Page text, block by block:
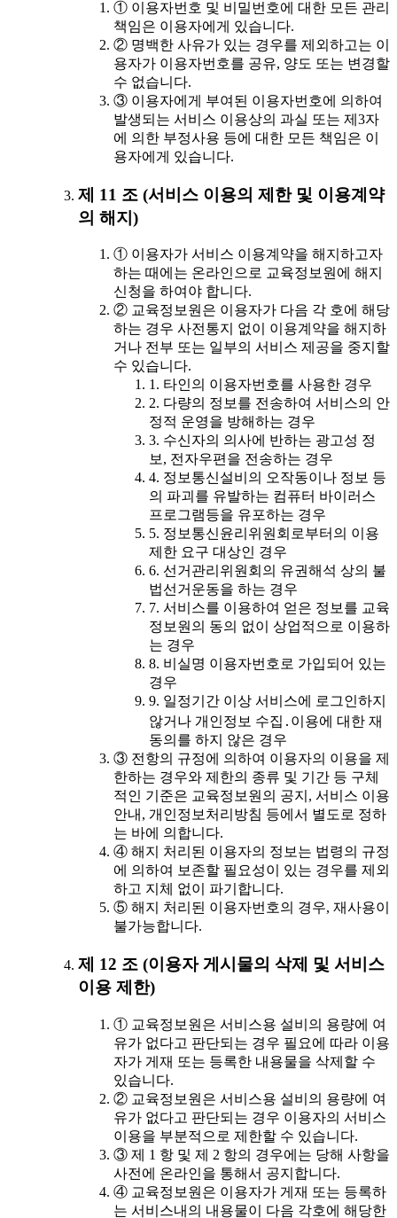
① 이용자번호 및 비밀번호에 대한 모든 관리
책임은 이용자에게 있습니다.
② 명백한 사유가 있는 경우를 제외하고는 이
용자가 이용자번호를 공유, 양도 또는 변경할
수 없습니다.
③ 이용자에게 부여된 이용자번호에 의하여
발생되는 서비스 이용상의 과실 또는 제3자
에 의한 부정사용 등에 대한 모든 책임은 이
용자에게 있습니다.
제 11 조 (서비스 이용의 제한 및 이용계약
의 해지)
① 이용자가 서비스 이용계약을 해지하고자
하는 때에는 온라인으로 교육정보원에 해지
신청을 하여야 합니다.
② 교육정보원은 이용자가 다음 각 호에 해당
하는 경우 사전통지 없이 이용계약을 해지하
거나 전부 또는 일부의 서비스 제공을 중지할
수 있습니다.
1. 타인의 이용자번호를 사용한 경우
2. 다량의 정보를 전송하여 서비스의 안
정적 운영을 방해하는 경우
3. 수신자의 의사에 반하는 광고성 정
보, 전자우편을 전송하는 경우
4. 정보통신설비의 오작동이나 정보 등
의 파괴를 유발하는 컴퓨터 바이러스
프로그램등을 유포하는 경우
5. 정보통신윤리위원회로부터의 이용
제한 요구 대상인 경우
6. 선거관리위원회의 유권해석 상의 불
법선거운동을 하는 경우
7. 서비스를 이용하여 얻은 정보를 교육
정보원의 동의 없이 상업적으로 이용하
는 경우
8. 비실명 이용자번호로 가입되어 있는
경우
9. 일정기간 이상 서비스에 로그인하지
않거나 개인정보 수집․이용에 대한 재
동의를 하지 않은 경우
③ 전항의 규정에 의하여 이용자의 이용을 제
한하는 경우와 제한의 종류 및 기간 등 구체
적인 기준은 교육정보원의 공지, 서비스 이용
안내, 개인정보처리방침 등에서 별도로 정하
는 바에 의합니다.
④ 해지 처리된 이용자의 정보는 법령의 규정
에 의하여 보존할 필요성이 있는 경우를 제외
하고 지체 없이 파기합니다.
⑤ 해지 처리된 이용자번호의 경우, 재사용이
불가능합니다.
제 12 조 (이용자 게시물의 삭제 및 서비스
이용 제한)
① 교육정보원은 서비스용 설비의 용량에 여
유가 없다고 판단되는 경우 필요에 따라 이용
자가 게재 또는 등록한 내용물을 삭제할 수
있습니다.
② 교육정보원은 서비스용 설비의 용량에 여
유가 없다고 판단되는 경우 이용자의 서비스
이용을 부분적으로 제한할 수 있습니다.
③ 제 1 항 및 제 2 항의 경우에는 당해 사항을
사전에 온라인을 통해서 공지합니다.
④ 교육정보원은 이용자가 게재 또는 등록하
는 서비스내의 내용물이 다음 각호에 해당한